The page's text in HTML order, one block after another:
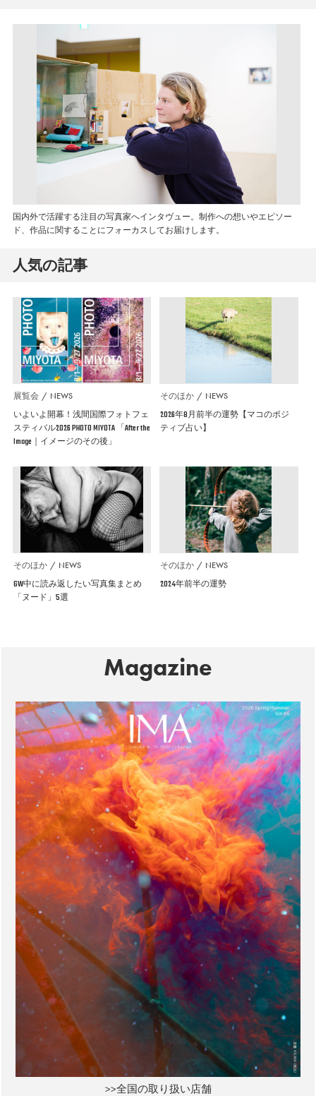
国内外で活躍する注目の写真家へインタヴュー。制作への想いやエピソー
ド、作品に関することにフォーカスしてお届けします。
人気の記事
展覧会 NEWS
いよいよ開幕！浅間国際フォトフェ
スティバル2026 PHOTO MIYOTA 「After the
Image｜イメージのその後」
そのほか NEWS
2026年8月前半の運勢【マコのポジ
ティブ占い】
そのほか NEWS
GW中に読み返したい写真集まとめ
「ヌード」5選
そのほか NEWS
2024年前半の運勢
Magazine
>>全国の取り扱い店舗